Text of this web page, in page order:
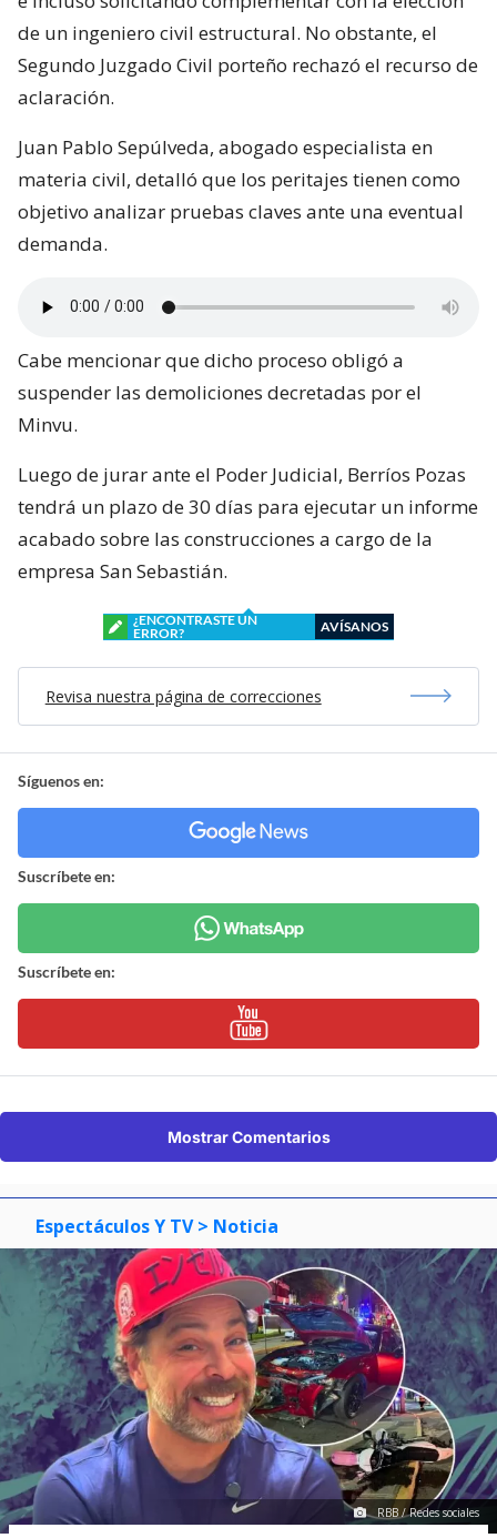
de un ingeniero civil estructural. No obstante, el
Segundo Juzgado Civil porteño rechazó el recurso de
aclaración.
Juan Pablo Sepúlveda, abogado especialista en
materia civil, detalló que los peritajes tienen como
objetivo analizar pruebas claves ante una eventual
demanda.
Cabe mencionar que dicho proceso obligó a
suspender las demoliciones decretadas por el
Minvu.
Luego de jurar ante el Poder Judicial, Berríos Pozas
tendrá un plazo de 30 días para ejecutar un informe
acabado sobre las construcciones a cargo de la
empresa San Sebastián.
¿ENCONTRASTE UN
ERROR?
AVÍSANOS
Revisa nuestra página de correcciones
Síguenos en:
Suscríbete en:
Suscríbete en:
Mostrar Comentarios
Espectáculos Y TV > Noticia
RBB / Redes sociales